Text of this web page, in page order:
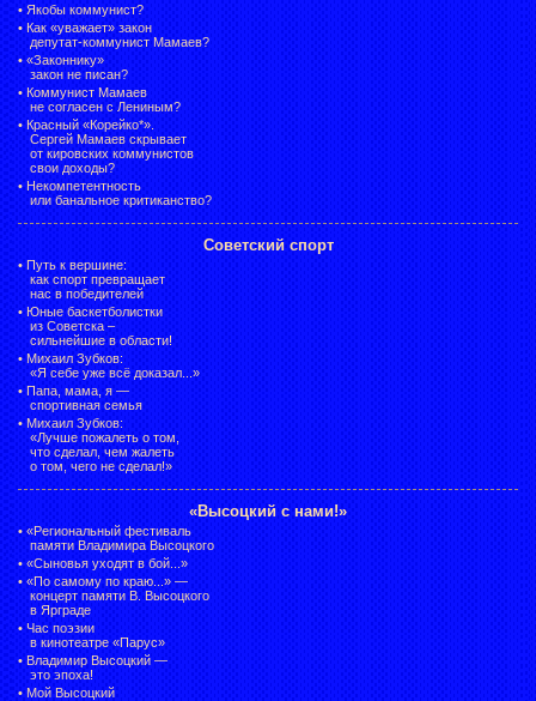
• Якобы коммунист?
• Как «уважает» закон
депутат-коммунист Мамаев?
• «Законнику»
закон не писан?
• Коммунист Мамаев
не согласен с Лениным?
• Красный «Корейко*».
Сергей Мамаев скрывает
от кировских коммунистов
свои доходы?
• Некомпетентность
или банальное критиканство?
Советский спорт
• Путь к вершине:
как спорт превращает
нас в победителей
• Юные баскетболистки
из Советска –
сильнейшие в области!
• Михаил Зубков:
«Я себе уже всё доказал...»
• Папа, мама, я —
спортивная семья
• Михаил Зубков:
«Лучше пожалеть о том,
что сделал, чем жалеть
о том, чего не сделал!»
«Высоцкий с нами!»
• «Региональный фестиваль
памяти Владимира Высоцкого
• «Сыновья уходят в бой...»
• «По самому по краю...» —
концерт памяти В. Высоцкого
в Ярграде
• Час поэзии
в кинотеатре «Парус»
• Владимир Высоцкий —
это эпоха!
• Мой Высоцкий